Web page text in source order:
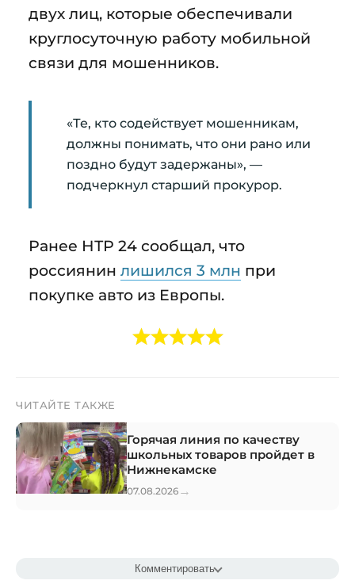
двух лиц, которые обеспечивали
круглосуточную работу мобильной
связи для мошенников.
«Те, кто содействует мошенникам,
должны понимать, что они рано или
поздно будут задержаны», —
подчеркнул старший прокурор.
Ранее НТР 24 сообщал, что
россиянин лишился 3 млн при
покупке авто из Европы.
ЧИТАЙТЕ ТАКЖЕ
Горячая линия по качеству
школьных товаров пройдет в
Нижнекамске
07.08.2026 →
Комментировать